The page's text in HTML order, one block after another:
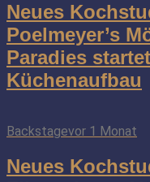
Neues
Poelmeyer’s
Paradies
Küchenaufbau
Backstagevor 1 Monat
Neues